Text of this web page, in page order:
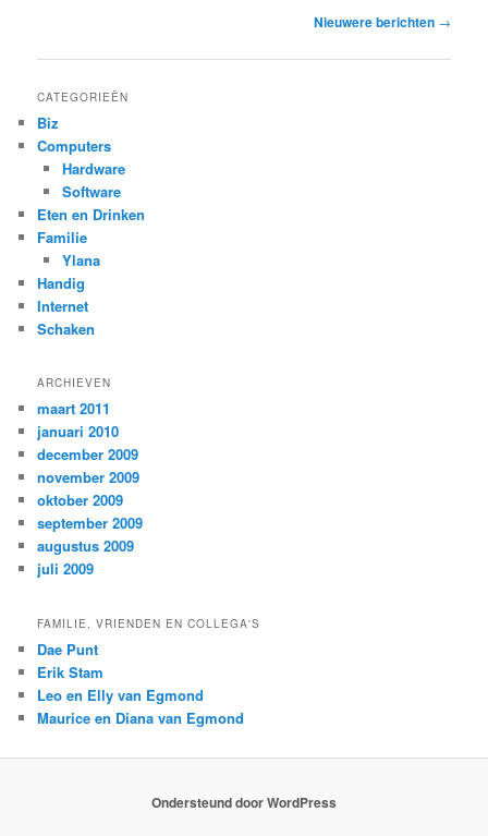
Nieuwere berichten →
CATEGORIEËN
Biz
Computers
Hardware
Software
Eten en Drinken
Familie
Ylana
Handig
Internet
Schaken
ARCHIEVEN
maart 2011
januari 2010
december 2009
november 2009
oktober 2009
september 2009
augustus 2009
juli 2009
FAMILIE, VRIENDEN EN COLLEGA'S
Dae Punt
Erik Stam
Leo en Elly van Egmond
Maurice en Diana van Egmond
Ondersteund door WordPress